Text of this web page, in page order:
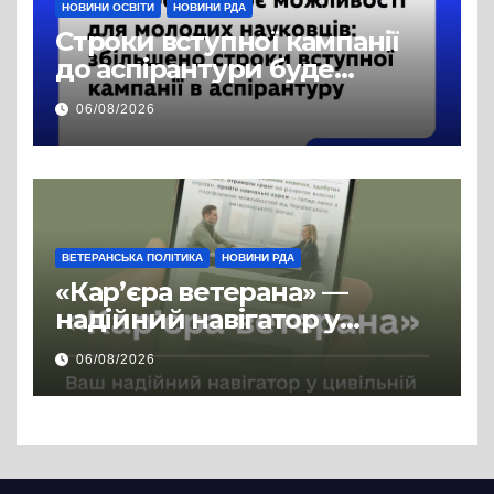
НОВИНИ ОСВІТИ НОВИНИ РДА
Строки вступної кампанії
до аспірантури буде
продовжено
06/08/2026
ВЕТЕРАНСЬКА ПОЛІТИКА НОВИНИ РДА
«Кар’єра ветерана» —
надійний навігатор у
цивільній професії
06/08/2026